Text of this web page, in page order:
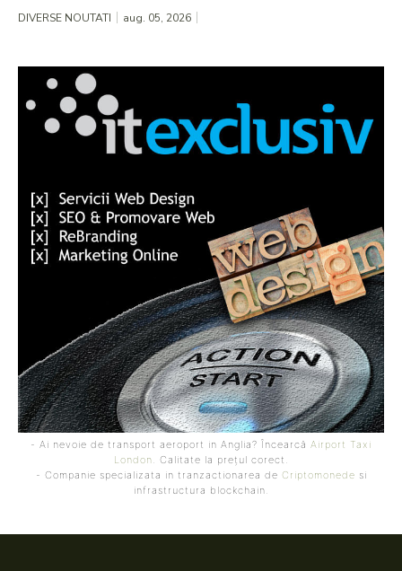
DIVERSE NOUTATI aug. 05, 2026
- Ai nevoie de transport aeroport in Anglia? Încearcă Airport Taxi
London . Calitate la prețul corect.
- Companie specializata in tranzactionarea de Criptomonede si
infrastructura blockchain.